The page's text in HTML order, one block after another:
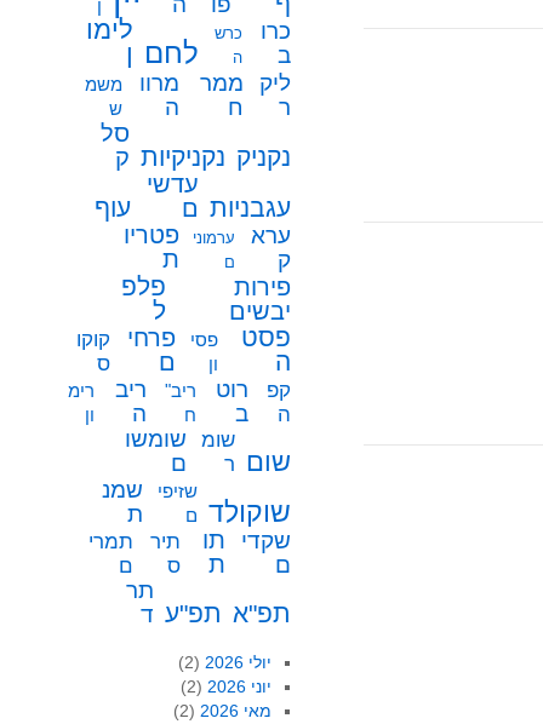
ן
כרו
ב
כרש
ה
לחם
לימו
ן
ליק
ר
ממר
ח
מרוו
ה
משמ
ש
נקניק נקניקיות
סל
ק
עגבניות
עדשי
ם
עוף
ערא
ק
ערמוני
ם
פטריו
ת
פירות
יבשים
פלפ
ל
פסט
ה
פסי
ון
פרחי
ם
קוקו
ס
קפ
ה
רוט
ב
ריב"
ח
ריב
ה
רימ
ון
שום
שומ
ר
שומשו
ם
שוקולד
שזיפי
ם
שמנ
ת
שקדי
ם
תו
ת
תיר
ס
תמרי
ם
תפ"א תפ"ע
תר
ד
יולי 2026
(2)
יוני 2026
(2)
מאי 2026
(2)